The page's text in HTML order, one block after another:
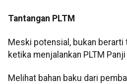
Tantangan PLTM
Meski potensial, bukan berarti
ketika menjalankan PLTM
Melihat bahan baku dari